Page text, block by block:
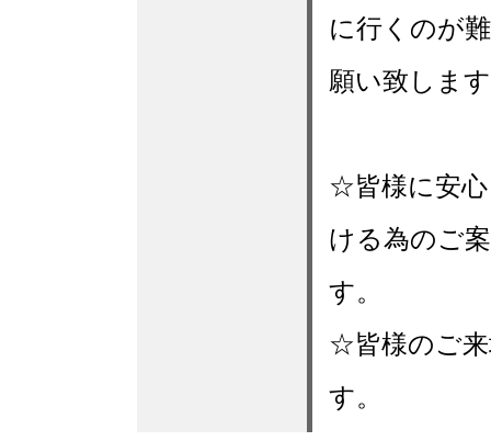
に行くのが
願い致しま
☆皆様に安
ける為のご
す。
☆皆様のご来
す。